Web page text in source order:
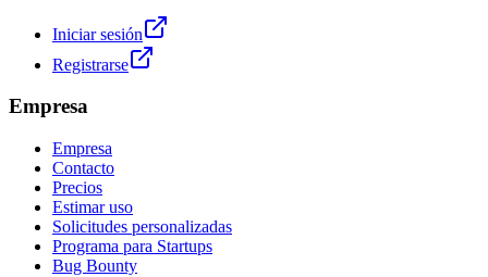
Iniciar sesión
Registrarse
Empresa
Empresa
Contacto
Precios
Estimar uso
Solicitudes personalizadas
Programa para Startups
Bug Bounty